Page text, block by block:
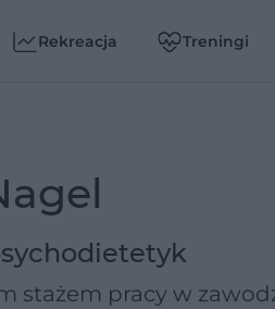
Rekreacja Treningi
stażem pracy w